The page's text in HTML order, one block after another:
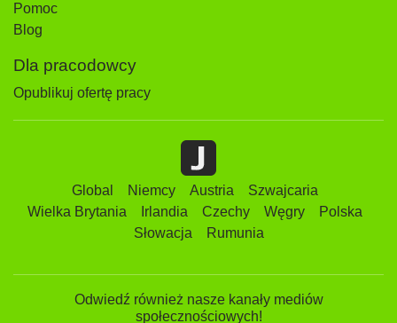
Pomoc
Blog
Dla pracodowcy
Opublikuj ofertę pracy
Global Niemcy Austria
Szwajcaria
Wielka Brytania
Irlandia Czechy Węgry
Polska
Słowacja
Rumunia
Odwiedź również nasze kanały mediów
społecznościowych!